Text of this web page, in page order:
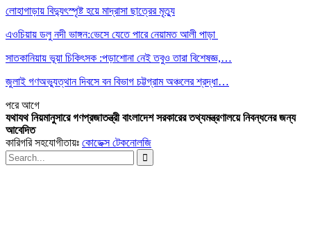
লোহাগাড়ায় বিদ্যুৎস্পৃষ্ট হয়ে মাদ্রাসা ছাত্রের মৃত্যু
এওচিয়ায় ডলু নদী ভাঙ্গন:ভেসে যেতে পারে নেয়ামত আলী পাড়া
সাতকানিয়ায় ভূয়া চিকিৎসক :পড়াশোনা নেই তবুও তারা বিশেষজ্ঞ,…
জুলাই গণঅভ্যুত্থান দিবসে বন বিভাগ চট্টগ্রাম অঞ্চলের শ্রদ্ধা…
পরেআগে
যথাযথ নিয়মানুসারে গণপ্রজাতন্ত্রী বাংলাদেশ সরকারের তথ্যমন্ত্রণালয়ে নিবন্ধনের জন্য
আবেদিত
কারিগরি সহযোগীতায়ঃ কোডেক্স টেকনোলজি